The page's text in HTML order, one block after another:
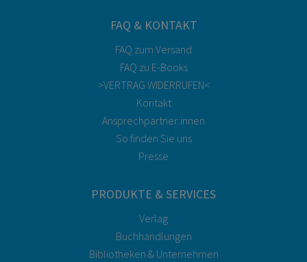
FAQ & KONTAKT
FAQ zum Versand
FAQ zu E-Books
>VERTRAG WIDERRUFEN<
Kontakt
Ansprechpartner:innen
So finden Sie uns
Presse
PRODUKTE & SERVICES
Verlag
Buchhandlungen
Bibliotheken & Unternehmen